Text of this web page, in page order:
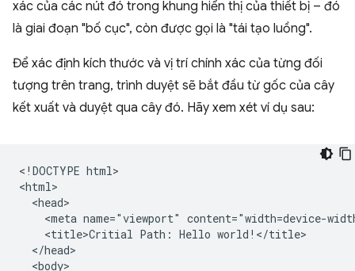
xác của các nút đó trong khung hiển thị của thiết bị – đó
là giai đoạn "bố cục", còn được gọi là "tái tạo luồng".
Để xác định kích thước và vị trí chính xác của từng đối
tượng trên trang, trình duyệt sẽ bắt đầu từ gốc của cây
kết xuất và duyệt qua cây đó. Hãy xem xét ví dụ sau:
<!DOCTYPE html>
<html>
  <head>
<meta name="viewport" content="width=device-
    <title>Critial Path: Hello world!</title>
  </head>
  <body>